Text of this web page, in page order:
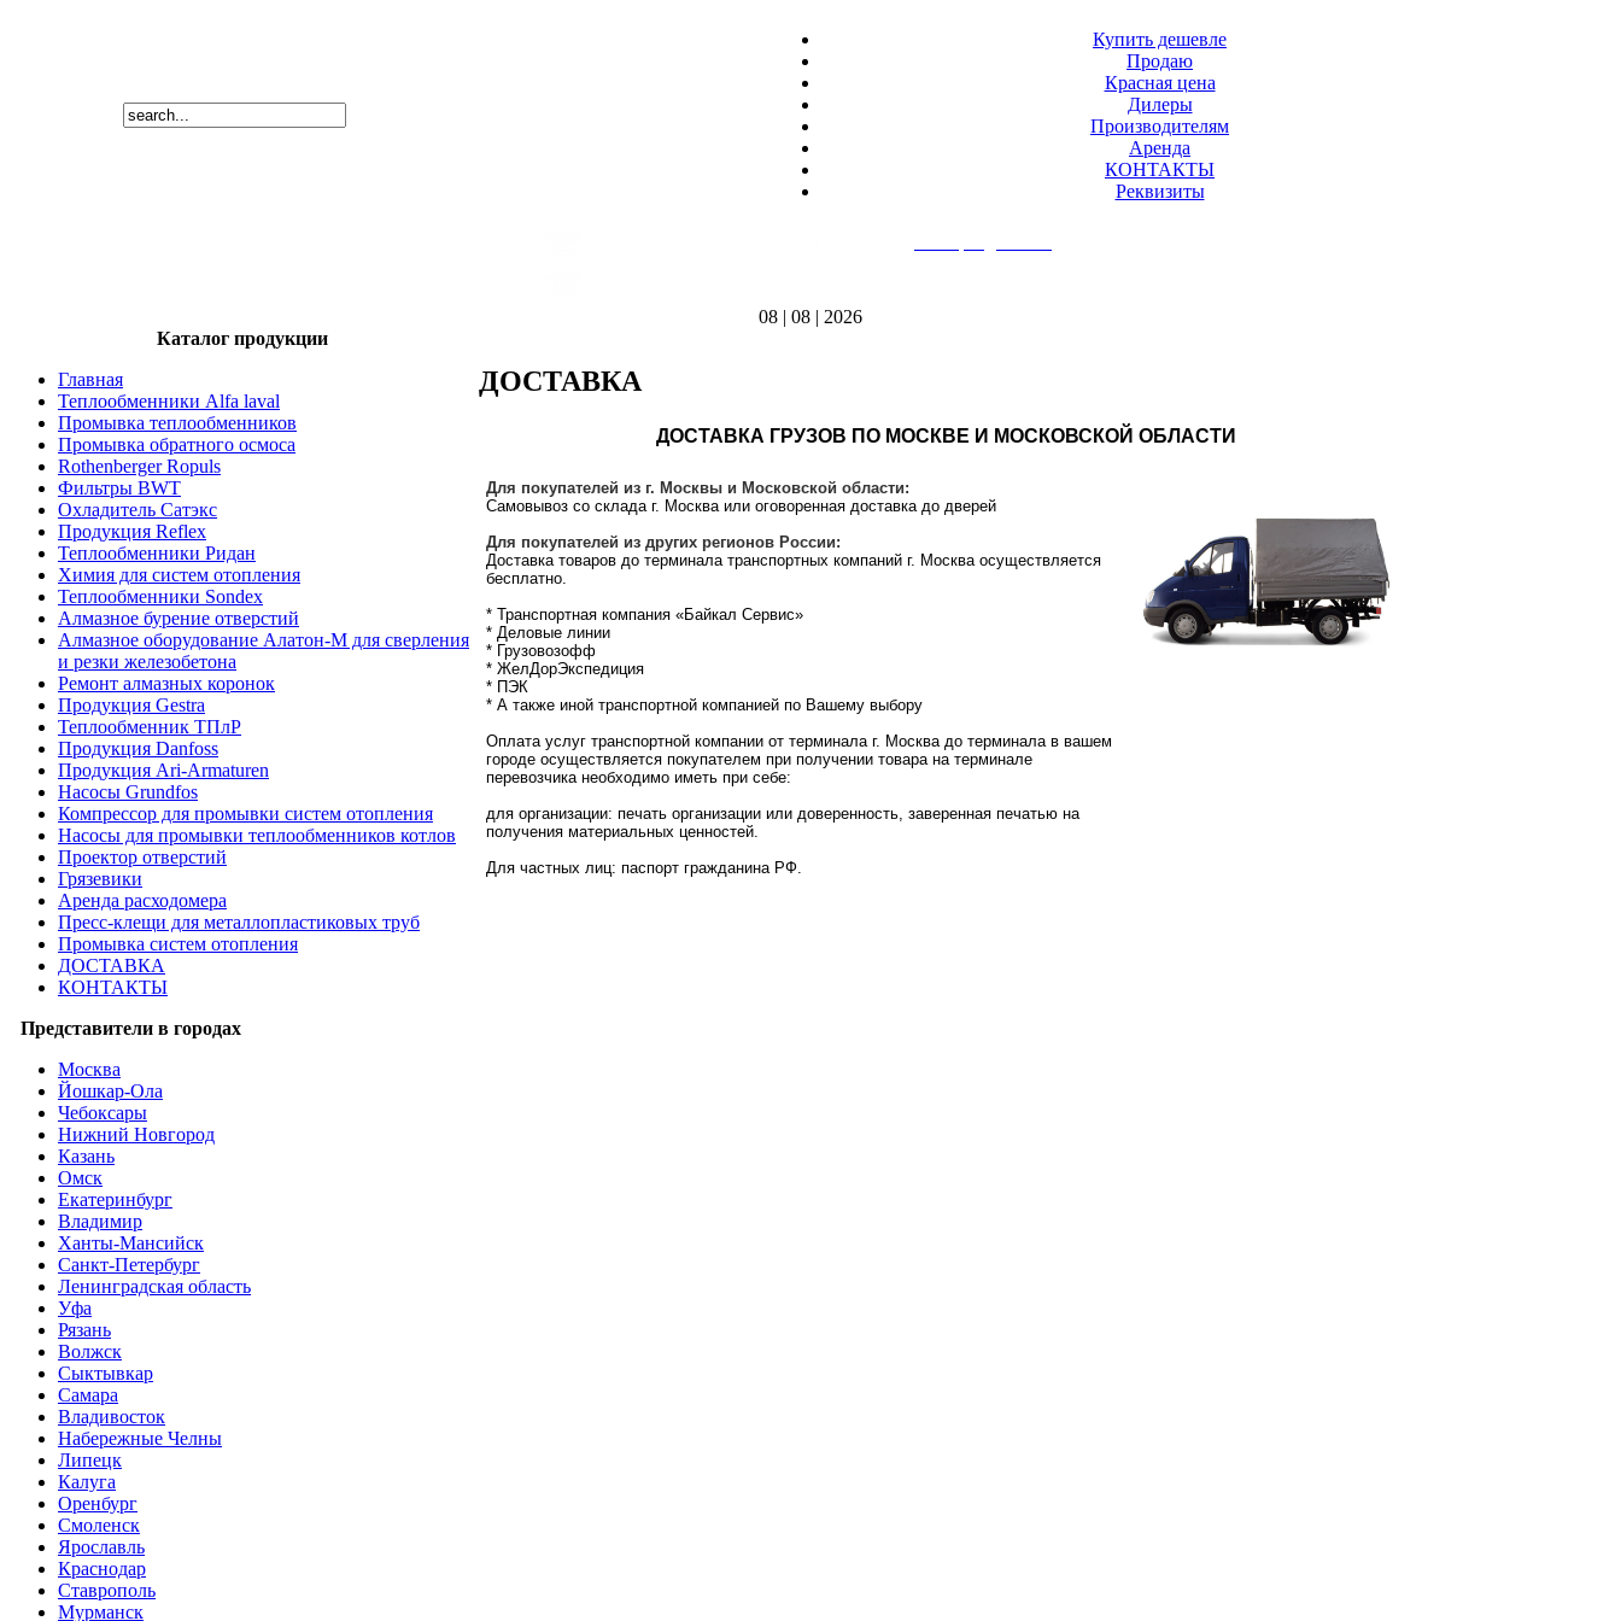
Купить дешевле
Продаю
Красная цена
Дилеры
Производителям
Аренда
КОНТАКТЫ
Реквизиты
08 | 08 | 2026
Каталог продукции
Главная
Теплообменники Alfa laval
Промывка теплообменников
Промывка обратного осмоса
Rothenberger Ropuls
Фильтры BWT
Охладитель Сатэкс
Продукция Reflex
Теплообменники Ридан
Химия для систем отопления
Теплообменники Sondex
Алмазное бурение отверстий
Алмазное оборудование Алатон-М для сверления
и резки железобетона
Ремонт алмазных коронок
Продукция Gestra
Теплообменник ТПлР
Продукция Danfoss
Продукция Ari-Armaturen
Насосы Grundfos
Компрессор для промывки систем отопления
Насосы для промывки теплообменников котлов
Проектор отверстий
Грязевики
Аренда расходомера
Пресс-клещи для металлопластиковых труб
Промывка систем отопления
ДОСТАВКА
КОНТАКТЫ
Представители в городах
Москва
Йошкар-Ола
Чебоксары
Нижний Новгород
Казань
Омск
Екатеринбург
Владимир
Ханты-Мансийск
Санкт-Петербург
Ленинградская область
Уфа
Рязань
Волжск
Сыктывкар
Самара
Владивосток
Набережные Челны
Липецк
Калуга
Оренбург
Смоленск
Ярославль
Краснодар
Ставрополь
Мурманск
ДОСТАВКА
ДОСТАВКА ГРУЗОВ ПО МОСКВЕ И МОСКОВСКОЙ ОБЛАСТИ
Для покупателей из г. Москвы и Московской области:
Самовывоз со склада г. Москва или оговоренная доставка до дверей
Для покупателей из других регионов России:
Доставка товаров до терминала транспортных компаний г. Москва осуществляется
бесплатно.
* Транспортная компания «Байкал Сервис»
* Деловые линии
* Грузовозофф
* ЖелДорЭкспедиция
* ПЭК
* А также иной транспортной компанией по Вашему выбору
Оплата услуг транспортной компании от терминала г. Москва до терминала в вашем
городе осуществляется покупателем при получении товара на терминале
перевозчика необходимо иметь при себе:
для организации: печать организации или доверенность, заверенная печатью на
получения материальных ценностей.
Для частных лиц: паспорт гражданина РФ.